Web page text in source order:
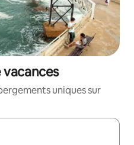
vacances
uniques sur
utilisez les flèches vers le